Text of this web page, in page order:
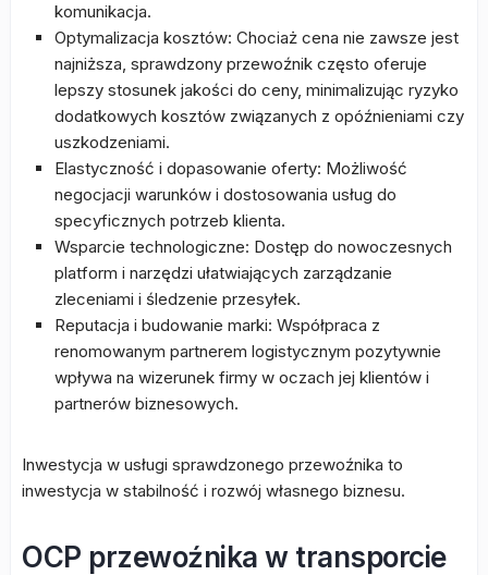
komunikacja.
Optymalizacja kosztów: Chociaż cena nie zawsze jest
najniższa, sprawdzony przewoźnik często oferuje
lepszy stosunek jakości do ceny, minimalizując ryzyko
dodatkowych kosztów związanych z opóźnieniami czy
uszkodzeniami.
Elastyczność i dopasowanie oferty: Możliwość
negocjacji warunków i dostosowania usług do
specyficznych potrzeb klienta.
Wsparcie technologiczne: Dostęp do nowoczesnych
platform i narzędzi ułatwiających zarządzanie
zleceniami i śledzenie przesyłek.
Reputacja i budowanie marki: Współpraca z
renomowanym partnerem logistycznym pozytywnie
wpływa na wizerunek firmy w oczach jej klientów i
partnerów biznesowych.
Inwestycja w usługi sprawdzonego przewoźnika to
inwestycja w stabilność i rozwój własnego biznesu.
OCP przewoźnika w transporcie